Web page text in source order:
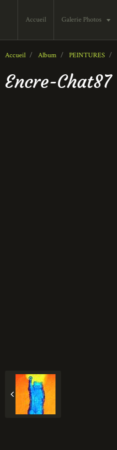
Accueil Galerie Photos
Accueil Album PEINTURES
Encre-Chat87